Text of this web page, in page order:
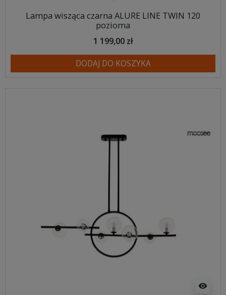
Lampa wisząca czarna ALURE LINE TWIN 120
pozioma
1 199,00 zł
DODAJ DO KOSZYKA
visibility